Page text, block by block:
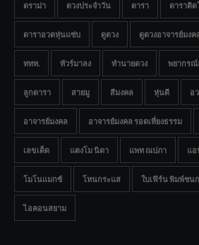
ดราม่า ดวงประจำวัน ดารา ดาราติด
ดาราอวดหุ่นแซ่บ ดูดวง ดูดวงอาจารย์มงค
ททท. ทัวร์มาลง ทำนายดวง พยากรณ์
ลูกดารา สายมู สีมงคล หุ่นดี อ
อาจารย์มงคล อาจารย์มงคล รอดเที่ยงธรรม
เลขเด็ด แตงโม นิดา แพท ณปภา แอ
โมโนแมกซ์ โหนกระแส ใบเฟิร์น พิมพ์ชนก
ไอคอนสยาม